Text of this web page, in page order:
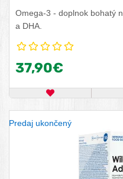
Omega-3 - doplnok bohatý
a DHA.
37,90€
OBĽÚBENÝ
Predaj ukončený